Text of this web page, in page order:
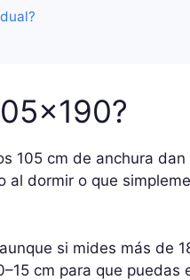
105 cm de anchura
al dormir o que
si mides más de
cm para que